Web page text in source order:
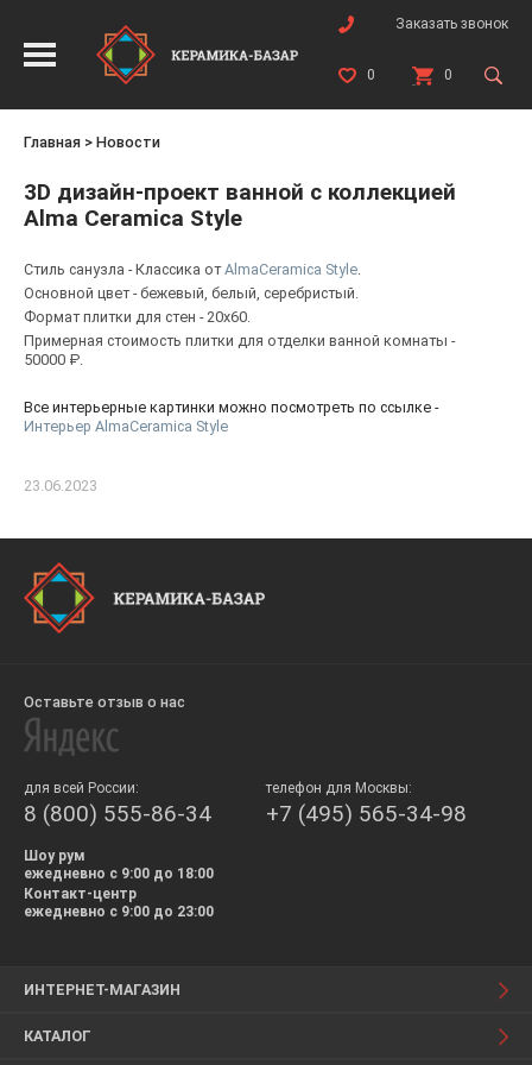
Заказать звонок
0 0
Главная > Новости
3D дизайн-проект ванной с коллекцией
Alma Ceramica Style
Стиль санузла - Классика отAlmaCeramica Style.
Основной цвет - бежевый, белый, серебристый.
Формат плитки для стен - 20x60.
Примерная стоимость плитки для отделки ванной комнаты -
50000 ₽.
Все интерьерные картинки можно посмотреть по ссылке -
Интерьер AlmaCeramica Style
23.06.2023
Оставьте отзыв о нас
для всей России:
8 (800) 555-86-34
телефон для Москвы:
+7 (495) 565-34-98
Шоу рум
ежедневно с 9:00 до 18:00
Контакт-центр
ежедневно с 9:00 до 23:00
ИНТЕРНЕТ-МАГАЗИН
КАТАЛОГ